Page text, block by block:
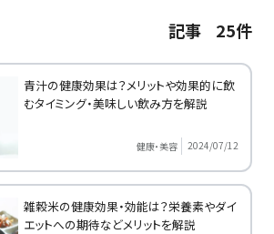
記事 25件
青汁の健康効果は？メリットや効果的に飲
むタイミング・美味しい飲み方を解説
健康・美容 2024/07/12
雑穀米の健康効果・効能は？栄養素やダイ
エットへの期待などメリットを解説